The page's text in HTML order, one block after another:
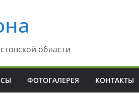
области
ФОТОГАЛЕРЕЯ КОНТАКТЫ